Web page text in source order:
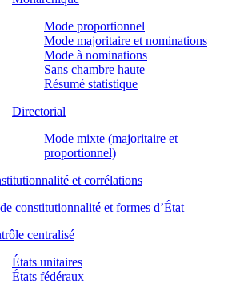
Mode proportionnel
Mode majoritaire et nominations
Mode à nominations
Sans chambre haute
Résumé statistique
Directorial
Mode mixte (majoritaire et
proportionnel)
et corrélations
constitutionnalité et formes d’État
centralisé
États unitaires
États fédéraux